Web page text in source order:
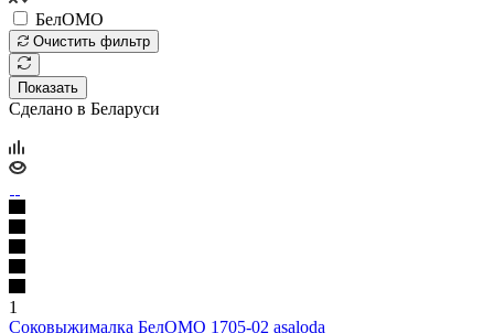
БелОМО
Очистить фильтр
Показать
Сделано в Беларуси
1
Соковыжималка БелОМО 1705-02 asaloda